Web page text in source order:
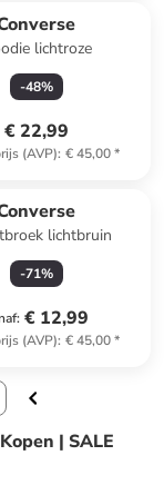
lichtroze
-48%
€ 22,99
(AVP): € 45,00*
lichtbruin
-71%
: € 12,99
(AVP): € 45,00*
| SALE